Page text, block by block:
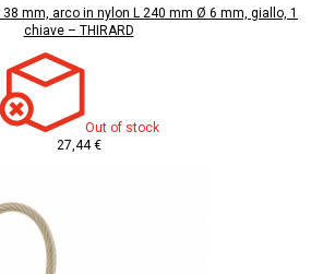
38 mm, arco in nylon L 240 mm Ø 6 mm, giallo, 1
chiave – THIRARD
Out of stock
27,44 €